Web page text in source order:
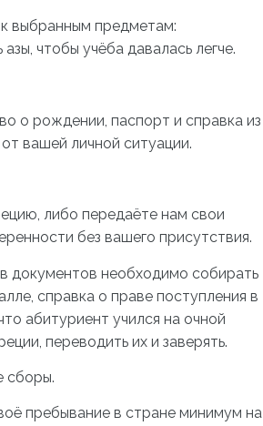
выбранным предметам:
чтобы учёба давалась легче.
о рождении, паспорт и справка из
вашей личной ситуации.
либо передаёте нам свои
без вашего присутствия.
документов необходимо собирать
справка о праве поступления в
абитуриент учился на очной
переводить их и заверять.
сборы.
пребывание в стране минимум на